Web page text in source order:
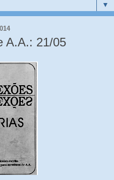
▼
A.A.: 21/05